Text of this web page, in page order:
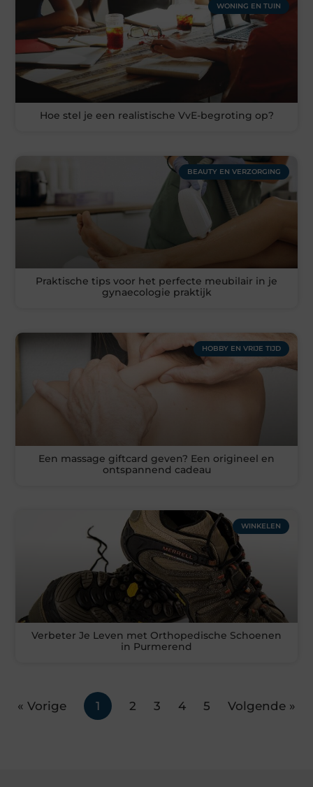
WONING EN TUIN
Hoe stel je een realistische VvE-begroting op?
BEAUTY EN VERZORGING
Praktische tips voor het perfecte meubilair in je
gynaecologie praktijk
HOBBY EN VRIJE TIJD
Een massage giftcard geven? Een origineel en
ontspannend cadeau
WINKELEN
Verbeter Je Leven met Orthopedische Schoenen
in Purmerend
« Vorige 1 2 3 4 5 Volgende »